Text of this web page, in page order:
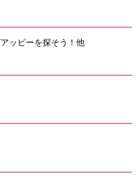
ッピーを探そう！他